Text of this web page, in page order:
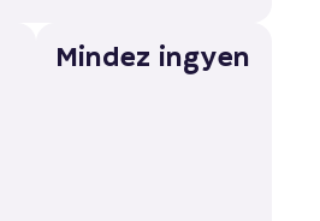
Mindez ingyen